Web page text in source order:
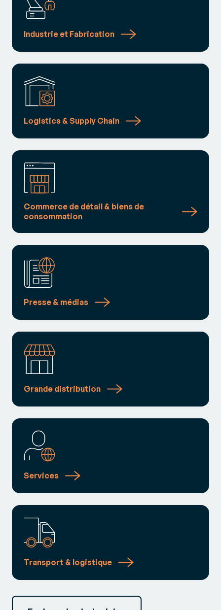
Industrie et Fabrication
Logistics & Supply Chain
Commerce de détail & biens de
consommation
Presse & médias
Grande distribution
Services
Transport & logistique